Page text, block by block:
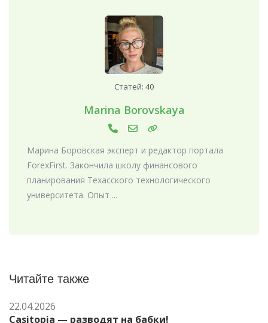
Статей: 40
Marina Borovskaya
Марина Боровская эксперт и редактор портала
ForexFirst. Закончила школу финансового
планирования Техасского технологического
университета. Опыт ...
Читайте также
22.04.2026
Casitopia — разводят на бабки!